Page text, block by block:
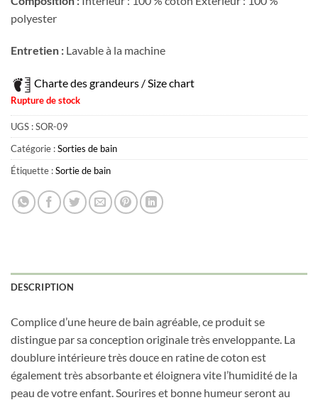
polyester
Entretien : Lavable à la machine
Charte des grandeurs / Size chart
Rupture de stock
UGS :SOR-09
Catégorie :Sorties de bain
Étiquette :Sortie de bain
DESCRIPTION
Complice d’une heure de bain agréable, ce produit se
distingue par sa conception originale très enveloppante. La
doublure intérieure très douce en ratine de coton est
également très absorbante et éloignera vite l’humidité de la
peau de votre enfant. Sourires et bonne humeur seront au
Obtenez un 10% de rabais sur votre
prochaine commande en vous inscrivant à
notre infolettre!
Courriel*